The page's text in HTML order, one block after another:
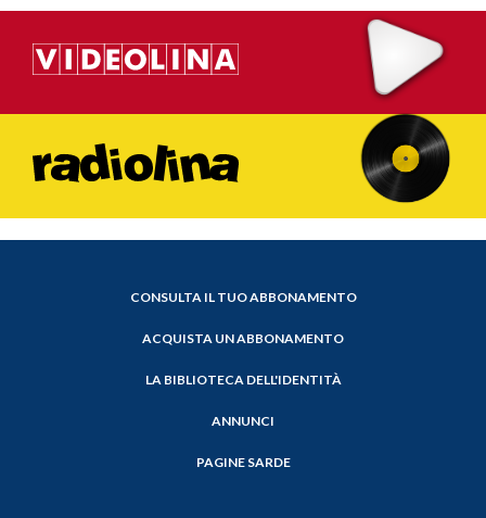
CONSULTA IL TUO ABBONAMENTO
ACQUISTA UN ABBONAMENTO
LA BIBLIOTECA DELL'IDENTITÀ
ANNUNCI
PAGINE SARDE